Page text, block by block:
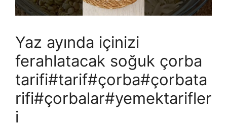
Yaz ayında içinizi
ferahlatacak soğuk çorba
tarifi#tarif#çorba#çorbata
rifi#çorbalar#yemektarifler
i